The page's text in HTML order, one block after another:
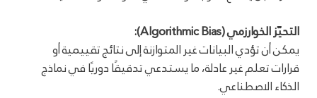
التحيّز الخوارزمي (Algorithmic Bias):
يمكن أن تؤدي البيانات غير المتوازنة إلى نتائج تقييمية أو
قرارات تعلم غير عادلة، ما يستدعي تدقيقًا دوريًا في نماذج
الذكاء الاصطناعي.